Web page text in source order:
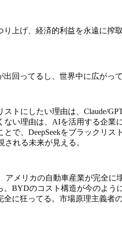
上げ、経済的利益を永遠に
回ってるし、世界中に広がっ
トにしたい理由は、Claude/
ない理由は、AIを活用する企
で、DeepSeekをブラックリ
れる未来が見える。
メリカの自動車産業が完全
BYDのコスト構造が今のよ
に狂ってる。市場原理主義